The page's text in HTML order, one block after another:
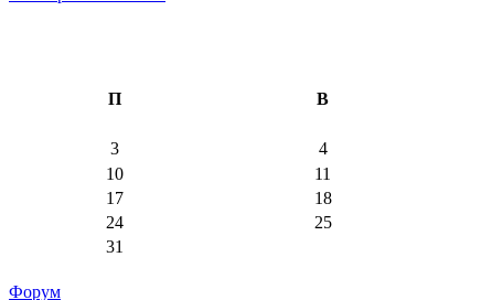
П В
3
4
10
11
17
18
24
25
31
Форум